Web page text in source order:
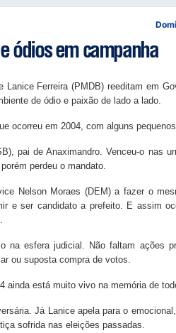
ódios em campanha
Ferreira (PMDB) reeditam em
de ódio e paixão de lado a lado.
ocorreu em 2004, com alguns
pai de Anaximandro. Venceu-o nas
perdeu o mandato.
Nelson Moraes (DEM) a fazer o
e ser candidato a prefeito. E assim
na esfera judicial. Não faltam ações
ou suposta compra de votos.
ainda está muito vivo na memória de
Já Lanice apela para o
sofrida nas eleições passadas.